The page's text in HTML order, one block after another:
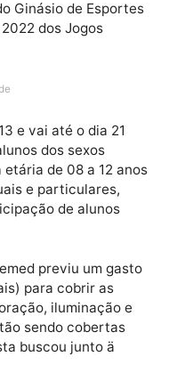
Mirim, por meio
do Ginásio de Esportes
13 e vai até o dia 21
etária de 08 a 12
e particulares,
de alunos
Semed previu um gasto